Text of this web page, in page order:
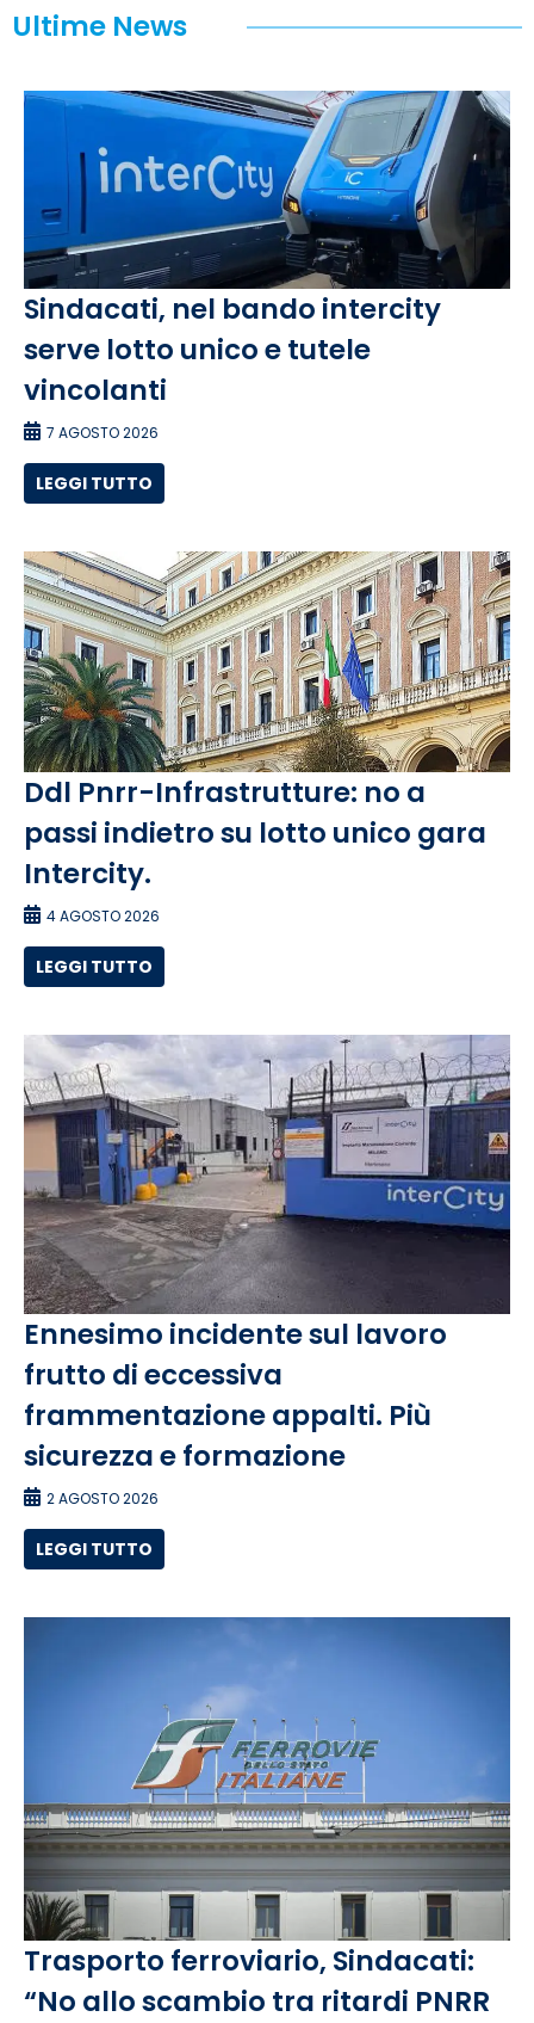
Ultime News
Sindacati, nel bando intercity
serve lotto unico e tutele
vincolanti
7 AGOSTO 2026
LEGGI TUTTO
Ddl Pnrr-Infrastrutture: no a
passi indietro su lotto unico gara
Intercity.
4 AGOSTO 2026
LEGGI TUTTO
Ennesimo incidente sul lavoro
frutto di eccessiva
frammentazione appalti. Più
sicurezza e formazione
2 AGOSTO 2026
LEGGI TUTTO
Trasporto ferroviario, Sindacati:
“No allo scambio tra ritardi PNRR